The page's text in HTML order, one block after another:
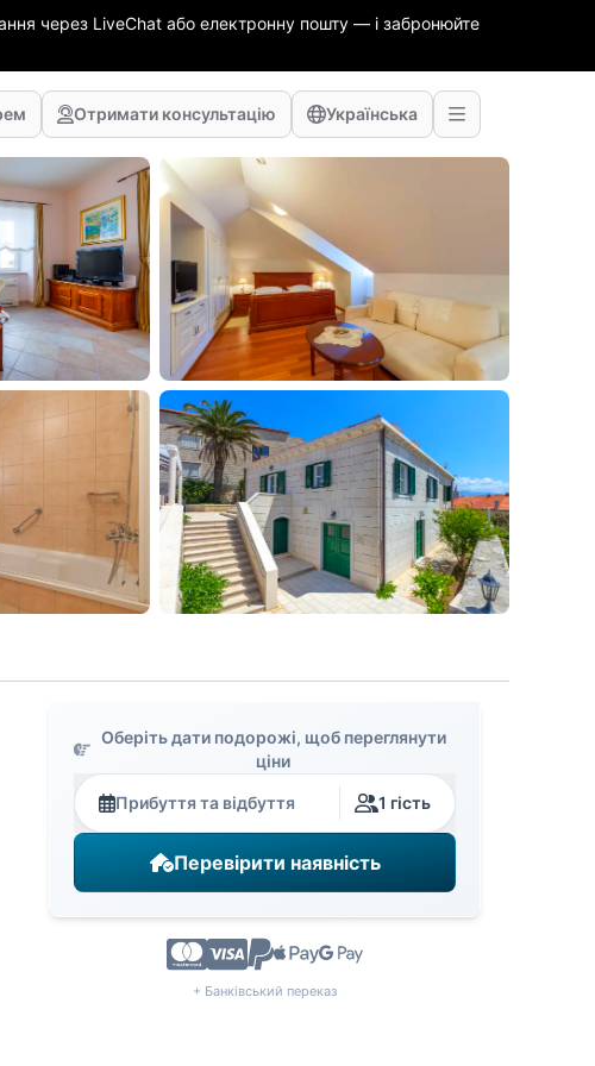
через LiveChat або електронну пошту — і забронюйте
Отримати консультацію Українська
Оберіть дати подорожі, щоб переглянути
ціни
Прибуття та відбуття 1 гість
Перевірити наявність
+ Банківський переказ